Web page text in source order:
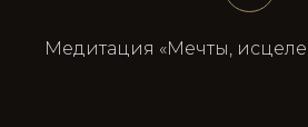
Медитация «Мечты,